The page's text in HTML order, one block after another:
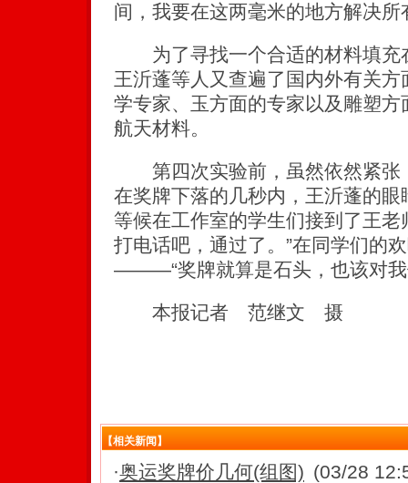
间，我要在这两毫米的地方解决所
为了寻找一个合适的材料填充
王沂蓬等人又查遍了国内外有关
学专家、玉方面的专家以及雕塑
航天材料。
第四次实验前，虽然依然紧张
在奖牌下落的几秒内，王沂蓬的
等候在工作室的学生们接到了王
打电话吧，通过了。”在同学们的
———“奖牌就算是石头，也该对我
本报记者 范继文 摄
【相关新闻】
·奥运奖牌价几何(组图) (03/28